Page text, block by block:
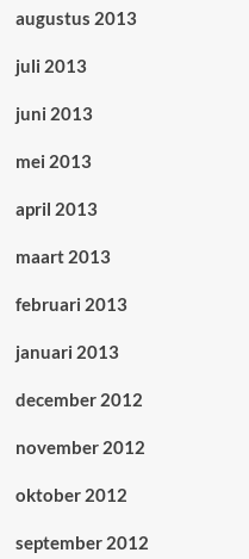
augustus 2013
juli 2013
juni 2013
mei 2013
april 2013
maart 2013
februari 2013
januari 2013
december 2012
november 2012
oktober 2012
september 2012